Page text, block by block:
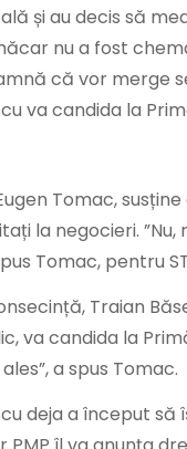
și au decis să
nu a fost
că vor merge
va candida la
Tomac,
la negocieri.
Tomac, pentru
Traian
va candida la
a spus Tomac.
deja a început să